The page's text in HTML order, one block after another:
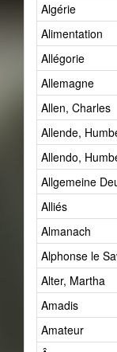
Algérie
Alimentation
Allégorie
Allemagne
Allen, Charles
Allende,
Allendo,
Allgemeine
Alliés
Almanach
Alphonse le
Alter, Martha
Amadis
Amateur